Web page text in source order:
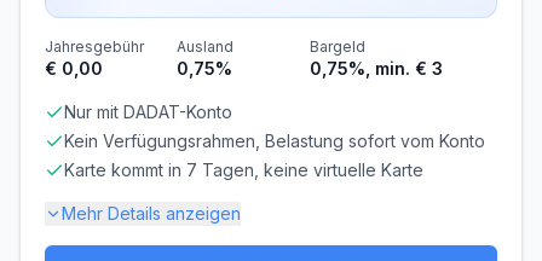
Jahresgebühr
€ 0,00
Ausland
0,75%
Bargeld
0,75%, min. € 3
Nur mit DADAT-Konto
Kein Verfügungsrahmen, Belastung sofort vom Konto
Karte kommt in 7 Tagen, keine virtuelle Karte
Mehr Details anzeigen